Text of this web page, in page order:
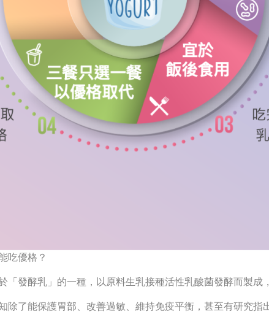
吃優格？
「發酵乳」的一種，以原料生乳接種活性乳酸菌發酵而製成
除了能保護胃部、改善過敏、維持免疫平衡，甚至有研究指